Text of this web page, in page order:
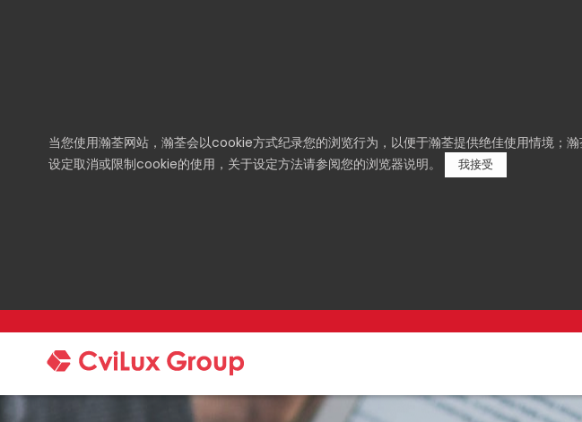
当您使用瀚荃网站，瀚荃会以cookie方式纪录您的浏览行为，以便于瀚荃提供绝佳使用情境
设定取消或限制cookie的使用，关于设定方法请参阅您的浏览器说明。
我接受